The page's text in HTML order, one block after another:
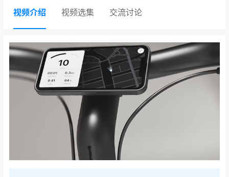
视频介绍 视频选集 交流讨论